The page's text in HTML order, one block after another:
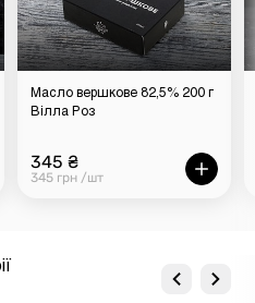
Масло вершкове 82,5% 200 г
Вілла Роз
345 ₴
345 грн /шт